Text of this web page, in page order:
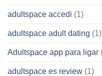
adultspace accedi (1)
adultspace adult dating (1)
Adultspace app para ligar
adultspace es review (1)